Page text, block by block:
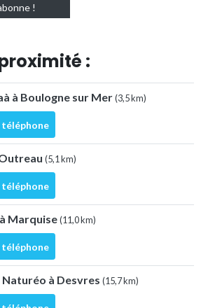
:
à Boulogne sur Mer(3,5 km)
(5,1 km)
Marquise(11,0 km)
à Desvres (15,7 km)